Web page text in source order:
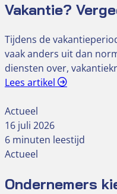
Vakantie?
Tijdens de
vaak anders uit dan
diensten over,
Lees artikel
Actueel
16 juli 2026
6 minuten leestijd
Actueel
Ondernemers